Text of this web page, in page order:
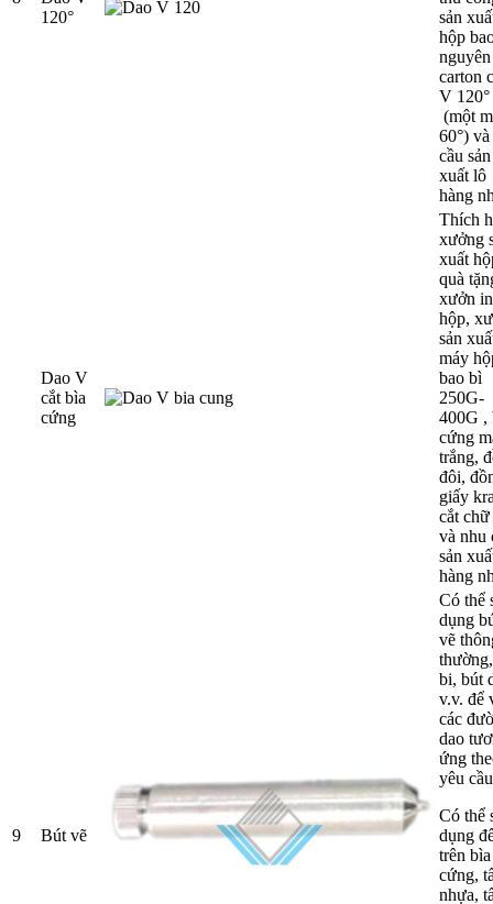
120°
sản
hộp
carton
V 120°
(một
60°)
cầu sản
xuất lô
hàng
Dao V
cắt bìa
cứng
Thích
xưởng
xuất
quà
xưởn in
hộp,
sản
máy
bao bì
250G-
400G ,
cứng
trắng,
đôi,
giấy
cắt
và nhu
sản
hàng
9 Bút vẽ
Có thể
dụng
vẽ
bi, bút
v.v. để
các
dao
ứng
yêu
Có thể
dụng
trên bìa
cứng,
nhựa,